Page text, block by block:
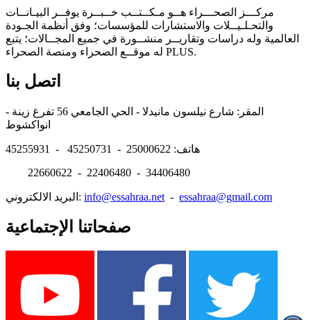
مركـــز الصحـــراء هــو مـكــتــب خــبــرة يوفــر البيـانــات
والتحـلـيــلات والاستشارات للمؤسسات؛ وفق أنظمة الجـودة
العالمية وله دراسات وتقاريــر منشــورة في جميع المجــالات؛ يتبع
له موقــع الصحراء ومنصة الصحراء PLUS.
اتصل بنا
المقر: شارع نيلسون مانيدلا - الحي الجامعي 56 تفرغ زينة -
هاتف: 25000622 - 45250731 - 45255931
22660622 - 22406480 - 34406480
البريد الالكتروني: info@essahraa.net - essahraa@gmail.com
صفحاتنا الإجتماعية